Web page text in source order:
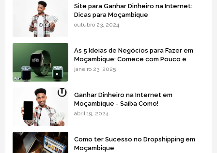
Site para Ganhar Dinheiro na Internet:
Dicas para Moçambique
outubro 23, 2024
As 5 Ideias de Negócios para Fazer em
Moçambique: Comece com Pouco e
Lucre Mais
janeiro 23, 2025
Ganhar Dinheiro na Internet em
Moçambique - Saiba Como!
abril 19, 2024
Como ter Sucesso no Dropshipping em
Moçambique